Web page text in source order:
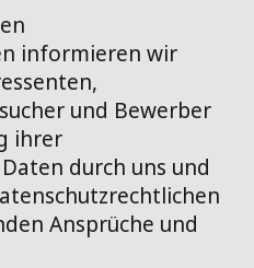
informieren wir
und Bewerber
ihrer
durch uns und
Ansprüche und